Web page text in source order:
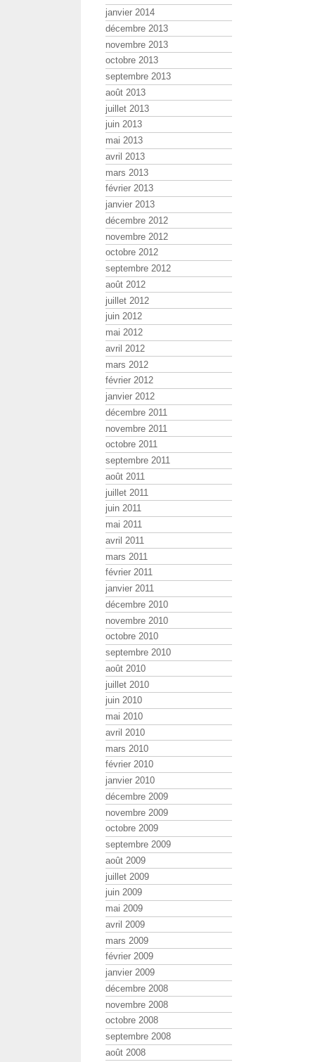
janvier 2014
décembre 2013
novembre 2013
octobre 2013
septembre 2013
août 2013
juillet 2013
juin 2013
mai 2013
avril 2013
mars 2013
février 2013
janvier 2013
décembre 2012
novembre 2012
octobre 2012
septembre 2012
août 2012
juillet 2012
juin 2012
mai 2012
avril 2012
mars 2012
février 2012
janvier 2012
décembre 2011
novembre 2011
octobre 2011
septembre 2011
août 2011
juillet 2011
juin 2011
mai 2011
avril 2011
mars 2011
février 2011
janvier 2011
décembre 2010
novembre 2010
octobre 2010
septembre 2010
août 2010
juillet 2010
juin 2010
mai 2010
avril 2010
mars 2010
février 2010
janvier 2010
décembre 2009
novembre 2009
octobre 2009
septembre 2009
août 2009
juillet 2009
juin 2009
mai 2009
avril 2009
mars 2009
février 2009
janvier 2009
décembre 2008
novembre 2008
octobre 2008
septembre 2008
août 2008